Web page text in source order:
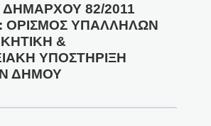
82/2011
ΟΡΙΣΜΟΣ ΥΠΑΛΛΗΛΩΝ
&
ΥΠΟΣΤΗΡΙΞΗ
ΔΗΜΟΥ